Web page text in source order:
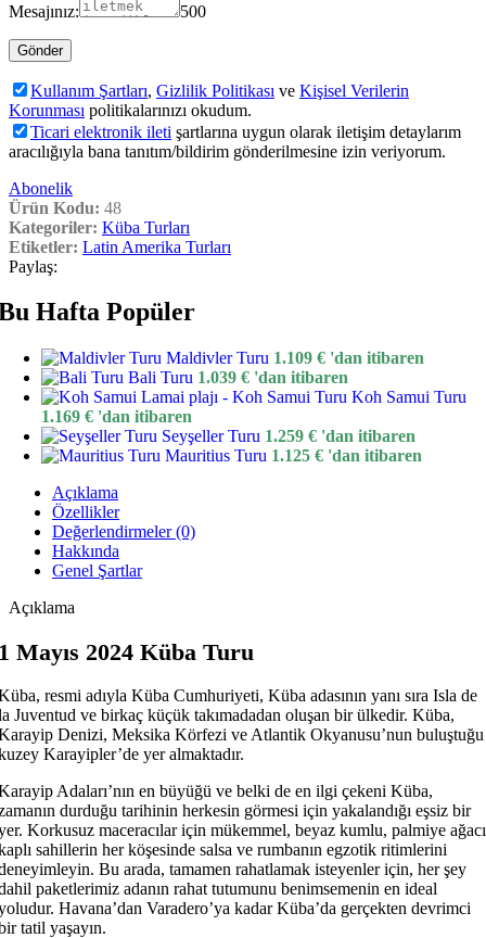
Mesajınız: 500
Kullanım Şartları, Gizlilik Politikası ve Kişisel Verilerin
Korunması politikalarınızı okudum.
Ticari elektronik ileti şartlarına uygun olarak iletişim detaylarım
aracılığıyla bana tanıtım/bildirim gönderilmesine izin veriyorum.
Abonelik
Ürün Kodu: 48
Kategoriler: Küba Turları
Etiketler: Latin Amerika Turları
Paylaş:
Hafta Popüler
Maldivler Turu 1.109 € 'dan itibaren
Bali Turu 1.039 € 'dan itibaren
Koh Samui Turu
1.169 € 'dan itibaren
Seyşeller Turu 1.259 € 'dan itibaren
Mauritius Turu 1.125 € 'dan itibaren
Açıklama
Özellikler
Değerlendirmeler (0)
Hakkında
Genel Şartlar
Açıklama
Mayıs 2024 Küba Turu
resmi adıyla Küba Cumhuriyeti, Küba adasının yanı sıra Isla de
Juventud ve birkaç küçük takımadadan oluşan bir ülkedir. Küba,
Denizi, Meksika Körfezi ve Atlantik Okyanusu’nun buluştuğu
Karayipler’de yer almaktadır.
Adaları’nın en büyüğü ve belki de en ilgi çekeni Küba,
durduğu tarihinin herkesin görmesi için yakalandığı eşsiz bir
Korkusuz maceracılar için mükemmel, beyaz kumlu, palmiye ağacı
sahillerin her köşesinde salsa ve rumbanın egzotik ritimlerini
Bu arada, tamamen rahatlamak isteyenler için, her şey
paketlerimiz adanın rahat tutumunu benimsemenin en ideal
Havana’dan Varadero’ya kadar Küba’da gerçekten devrimci
tatil yaşayın.